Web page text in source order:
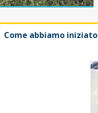
Come abbiamo iniziato